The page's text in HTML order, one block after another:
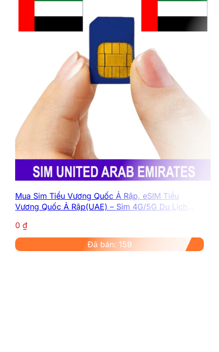
Mua Sim Tiểu Vương Quốc Ả Rập, eSIM Tiểu
Vương Quốc Ả Rập(UAE) – Sim 4G/5G Du Lịch
0 ₫
Đã bán: 159